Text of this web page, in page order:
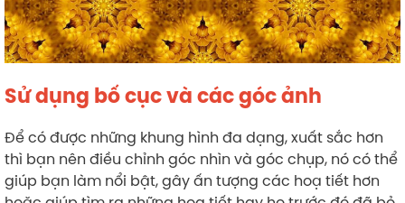
Sử dụng bố cục và các góc ảnh
Để có được những khung hình đa dạng, xuất sắc hơn
thì bạn nên điều chỉnh góc nhìn và góc chụp, nó có thể
giúp bạn làm nổi bật, gây ấn tượng các hoạ tiết hơn